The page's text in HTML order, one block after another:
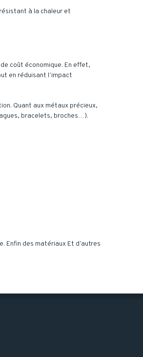
à la chaleur et
coût économique. En effet,
en réduisant l’impact
Quant aux métaux précieux,
bracelets, broches…).
Enfin des matériaux Et d’autres